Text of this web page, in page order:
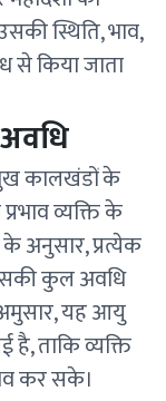
स्थिति, भाव,
से किया जाता
कालखंडों के
व्यक्ति के
के अनुसार, प्रत्येक
कुल अवधि
अमुसार, यह आयु
ताकि व्यक्ति
कर सके।